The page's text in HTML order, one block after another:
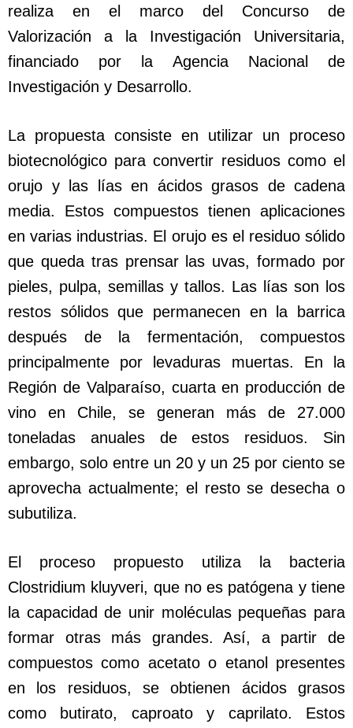
realiza en el marco del Concurso de
Valorización a la Investigación Universitaria,
financiado por la Agencia Nacional de
Investigación y Desarrollo.
La propuesta consiste en utilizar un proceso
biotecnológico para convertir residuos como el
orujo y las lías en ácidos grasos de cadena
media. Estos compuestos tienen aplicaciones
en varias industrias. El orujo es el residuo sólido
que queda tras prensar las uvas, formado por
pieles, pulpa, semillas y tallos. Las lías son los
restos sólidos que permanecen en la barrica
después de la fermentación, compuestos
principalmente por levaduras muertas. En la
Región de Valparaíso, cuarta en producción de
vino en Chile, se generan más de 27.000
toneladas anuales de estos residuos. Sin
embargo, solo entre un 20 y un 25 por ciento se
aprovecha actualmente; el resto se desecha o
subutiliza.
El proceso propuesto utiliza la bacteria
Clostridium kluyveri, que no es patógena y tiene
la capacidad de unir moléculas pequeñas para
formar otras más grandes. Así, a partir de
compuestos como acetato o etanol presentes
en los residuos, se obtienen ácidos grasos
como butirato, caproato y caprilato. Estos